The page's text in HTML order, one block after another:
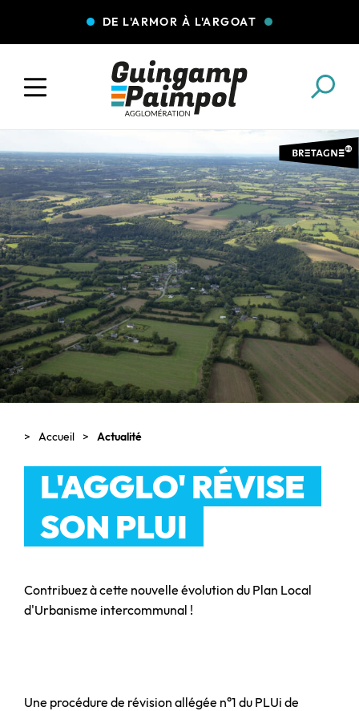
DE L'ARMOR À L'ARGOAT
COLLECTE DES DÉCHETS EAU ET ASSAINISSEMENT
ENFANCE JEUNESSE L'AGGLO' RECRUTE
ASSOCIATIONS PISCINES
Accueil Actualité
L'AGGLO' RÉVISE
SON PLUI
Contribuez à cette nouvelle évolution du Plan Local
d'Urbanisme intercommunal !
Une procédure de révision allégée n°1 du PLUi de